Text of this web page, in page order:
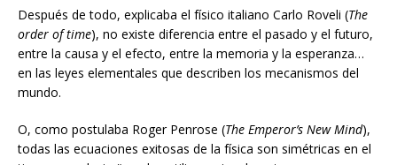
Después de todo, explicaba el físico italiano Carlo Roveli (The
order of time), no existe diferencia entre el pasado y el futuro,
entre la causa y el efecto, entre la memoria y la esperanza…
en las leyes elementales que describen los mecanismos del
mundo.
O, como postulaba Roger Penrose (The Emperor’s New Mind),
todas las ecuaciones exitosas de la física son simétricas en el